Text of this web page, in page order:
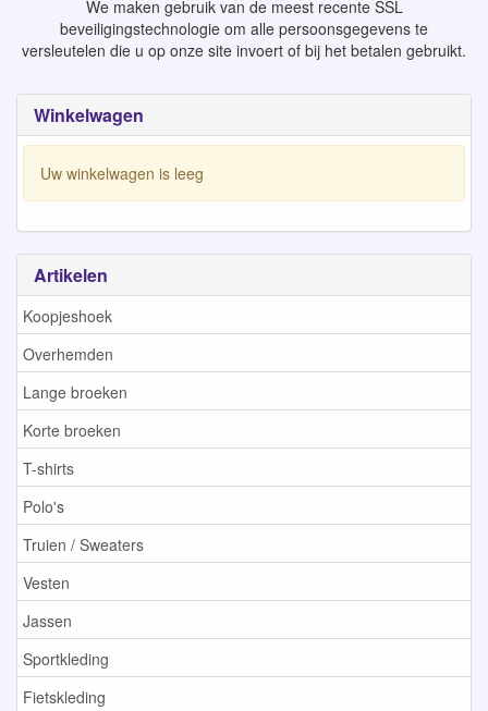
Winkelwagen
Uw winkelwagen is leeg
Artikelen
Koopjeshoek
Overhemden
Lange broeken
Korte broeken
T-shirts
Polo's
Truien / Sweaters
Vesten
Jassen
Sportkleding
Fietskleding
We maken gebruik van de meest recente SSL
beveiligingstechnologie om alle persoonsgegevens te
versleutelen die u op onze site invoert of bij het betalen gebruikt.